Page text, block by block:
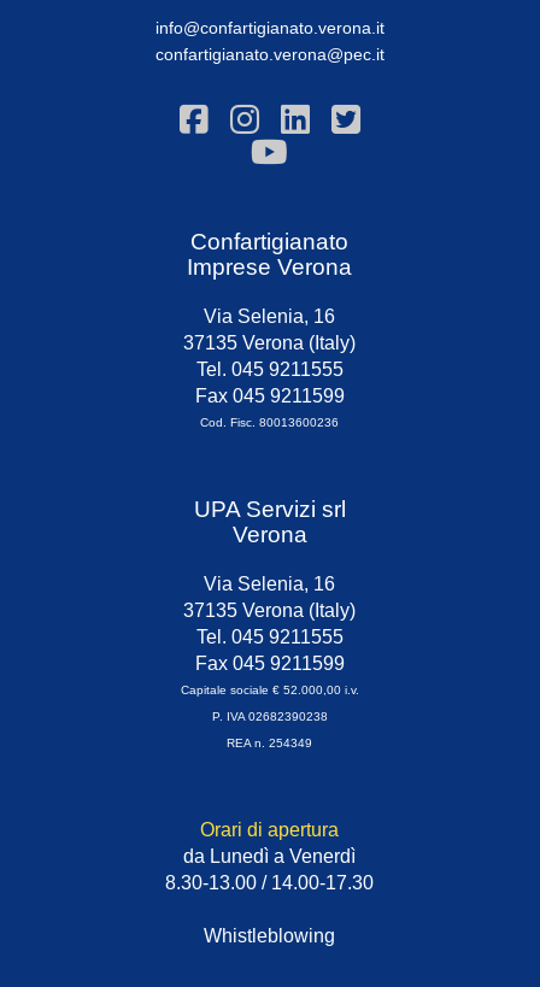
info@confartigianato.verona.it
confartigianato.verona@pec.it
Confartigianato
Imprese Verona
Via Selenia, 16
37135 Verona (Italy)
Tel. 045 9211555
Fax 045 9211599
Cod. Fisc. 80013600236
UPA Servizi srl
Verona
Via Selenia, 16
37135 Verona (Italy)
Tel. 045 9211555
Fax 045 9211599
Capitale sociale € 52.000,00 i.v.
P. IVA 02682390238
REA n. 254349
Orari di apertura
da Lunedì a Venerdì
8.30-13.00 / 14.00-17.30
Whistleblowing